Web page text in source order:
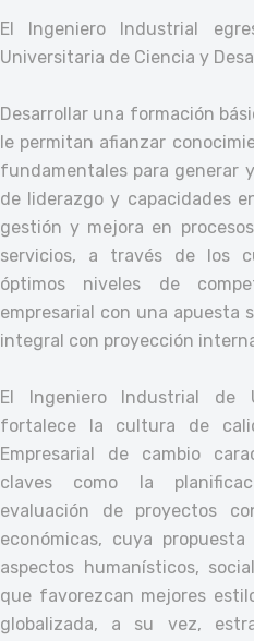
El Ingeniero Industrial
Universitaria de Ciencia y
Desarrollar una formación
le permitan afianzar
fundamentales para generar
de liderazgo y capacidades
gestión y mejora en
servicios, a través de los
óptimos niveles de
empresarial con una apuesta
integral con proyección
El Ingeniero Industrial de
fortalece la cultura de
Empresarial de cambio
claves como la
evaluación de proyectos
económicas, cuya
aspectos humanísticos,
que favorezcan mejores
globalizada, a su vez,